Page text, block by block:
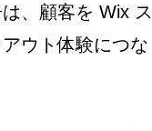
、顧客を Wix ス
ウト体験につな